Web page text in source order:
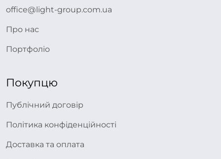
office@light-group.com.ua
Про нас
Портфоліо
Покупцю
Публічний договір
Політика конфіденційності
Доставка та оплата